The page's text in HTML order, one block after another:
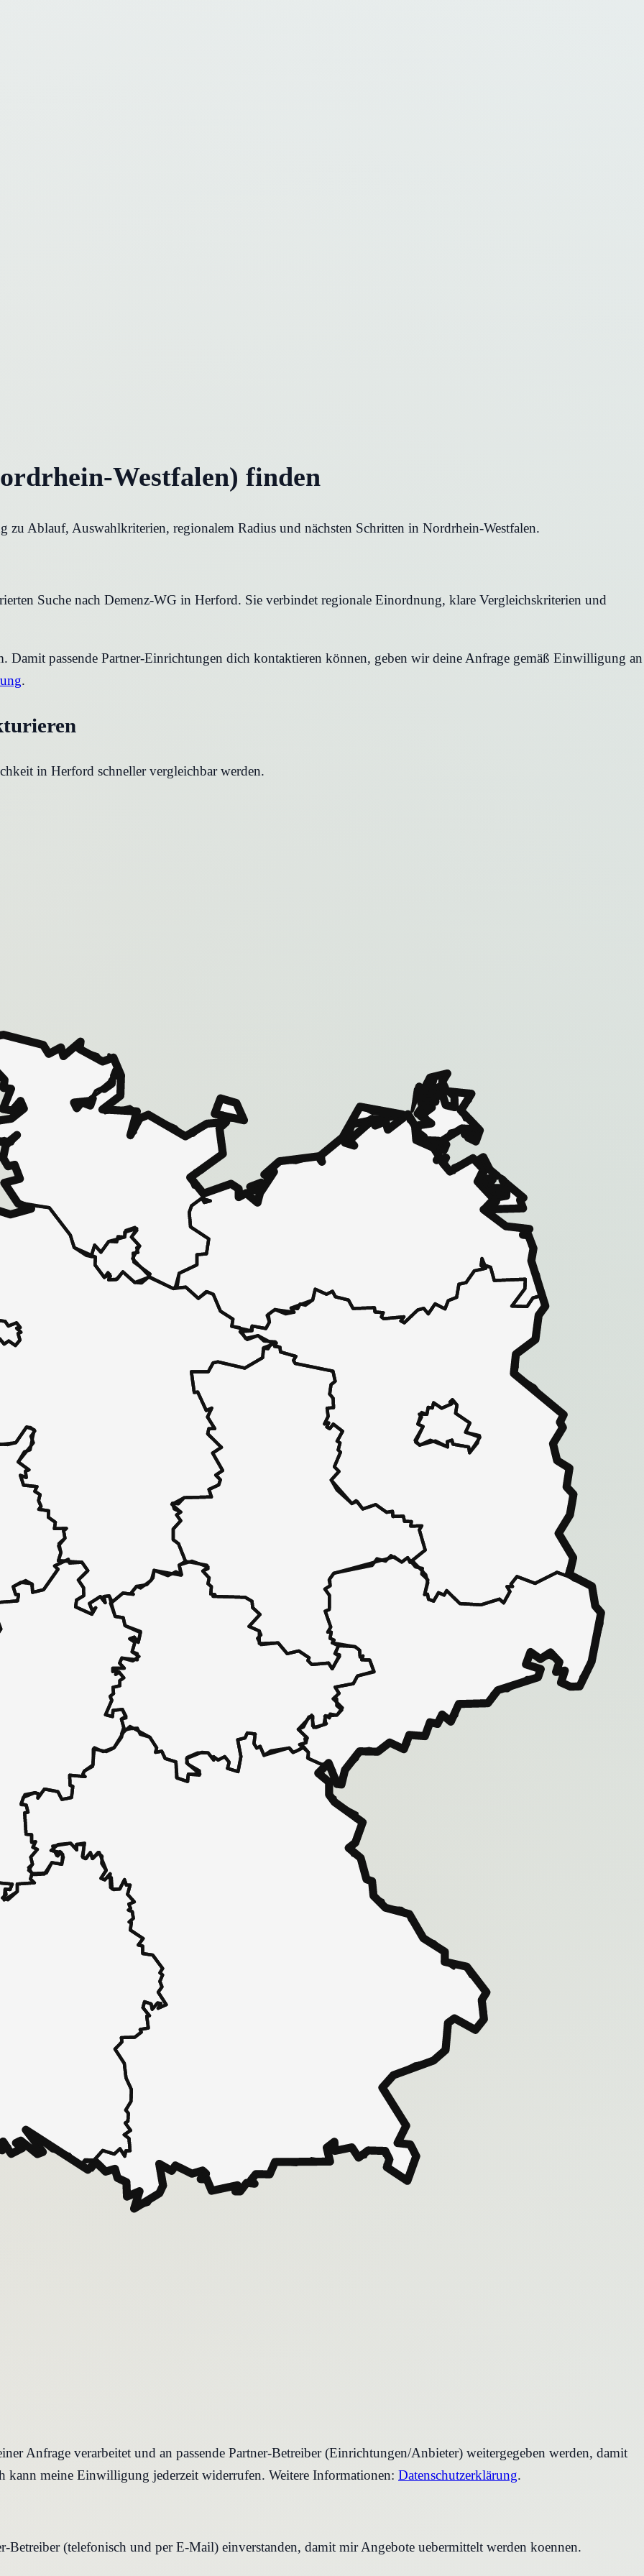
Westfalen) finden
Ablauf, Auswahlkriterien, regionalem Radius und nächsten Schritten in Nordrhein-Westfalen.
Suche nach Demenz-WG in Herford. Sie verbindet regionale Einordnung, klare Vergleichskriterien und
passende Partner-Einrichtungen dich kontaktieren können, geben wir deine Anfrage gemäß Einwilligung an
.
in Herford schneller vergleichbar werden.
in 30 Sekunden zu einem Pflegeplatz
bei Ihnen.
Anfrage verarbeitet und an passende Partner-Betreiber (Einrichtungen/Anbieter) weitergegeben werden, damit
kann meine Einwilligung jederzeit widerrufen. Weitere Informationen: Datenschutzerklärung.
Betreiber (telefonisch und per E-Mail) einverstanden, damit mir Angebote uebermittelt werden koennen.